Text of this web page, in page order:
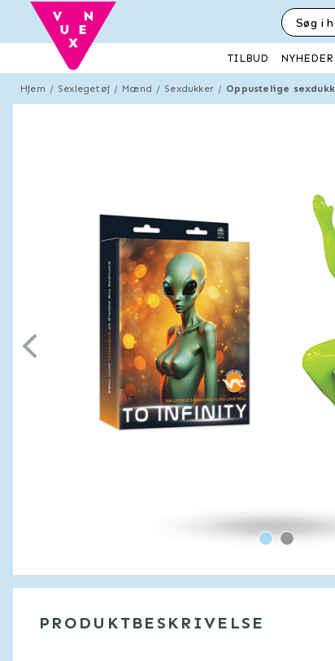
Hjem Sexlegetøj Mænd Sexdukker Oppustelige
PRODUKTBESKRIVELSE
TILBUD NYHEDER